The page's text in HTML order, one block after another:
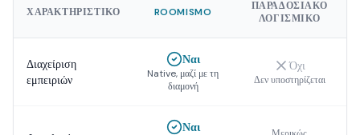
ΧΑΡΑΚΤΗΡΙΣΤΙΚΌ ROOMISMO
ΠΑΡΑΔΟΣΙΑΚΌ
ΛΟΓΙΣΜΙΚΌ
Διαχείριση
εμπειριών
Ναι
Native, μαζί με τη
διαμονή
Όχι
Δεν υποστηρίζεται
Ναι